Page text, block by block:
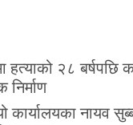
हत्याको २८ बर्षपछि
निर्माण
कार्यालयका नायव